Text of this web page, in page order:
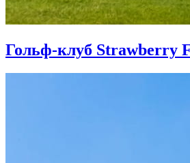
Гольф-клуб Strawberry